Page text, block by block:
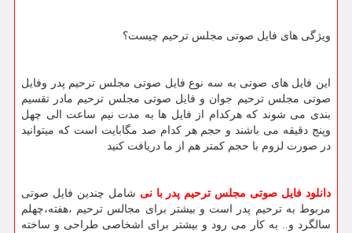
ویژگی های فایل صوتی مجلس ترحیم چیست؟
این فایل های صوتی به سه نوع فایل صوتی مجلس ترحیم پدر وفایل
صوتی مجلس ترحیم جوان و فایل صوتی مجلس ترحیم مادر تقسیم
بندی می شوند که هرکدام از فایل ها به مدت نیم ساعت الی چهل
وپنج دقیقه می باشند و حجم هر کدام صد مگابایت است که میتوانید
در صورت لزوم با حجم کمتر هم از ما دریافت کنید
دانلود فایل صوتی مجلس ترحیم پدر با نی شامل چندین فایل صوتی
مربوط به ترحیم پدر است و بیشتر برای مجالس ترحیم ،هفته،چهلم
سالگرد و.. به کار می رود و بیشتر برای اشخاصی طراحی و ساخته